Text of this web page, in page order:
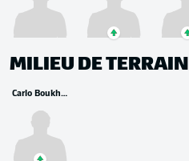
MILIEU DE TERRAIN
Carlo Boukhalfa